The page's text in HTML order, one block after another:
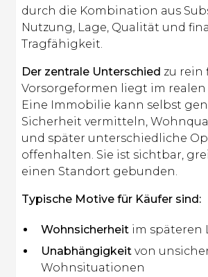
durch die Kombination aus
Nutzung, Lage, Qualität und
Tragfähigkeit.
Der zentrale Unterschied zu rein
Vorsorgeformen liegt im realen
Eine Immobilie kann selbst
Sicherheit vermitteln,
und später unterschiedliche
offenhalten. Sie ist sichtbar,
einen Standort gebunden.
Typische Motive für Käufer sind:
Wohnsicherheit im späteren
Unabhängigkeit von
Wohnsituationen